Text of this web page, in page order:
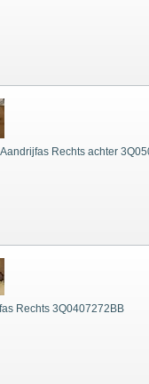
Rechts achter
Rechts 3Q0407272BB